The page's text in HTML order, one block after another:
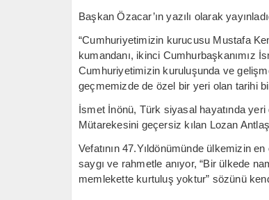
Başkan Özacar’ın yazılı olarak
“Cumhuriyetimizin kurucusu Mustafa
kumandanı, ikinci Cumhurbaşkanımız
Cumhuriyetimizin kuruluşunda ve
geçmemizde de özel bir yeri olan tarihi
İsmet İnönü, Türk siyasal hayatında
Mütarekesini geçersiz kılan Lozan
Vefatının 47.Yıldönümünde ülkemizin
saygı ve rahmetle anıyor, “Bir ülkede
memlekette kurtuluş yoktur” sözünü